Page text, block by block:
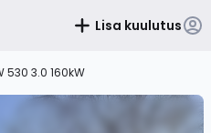
Lisa kuulutus
530 3.0 160kW